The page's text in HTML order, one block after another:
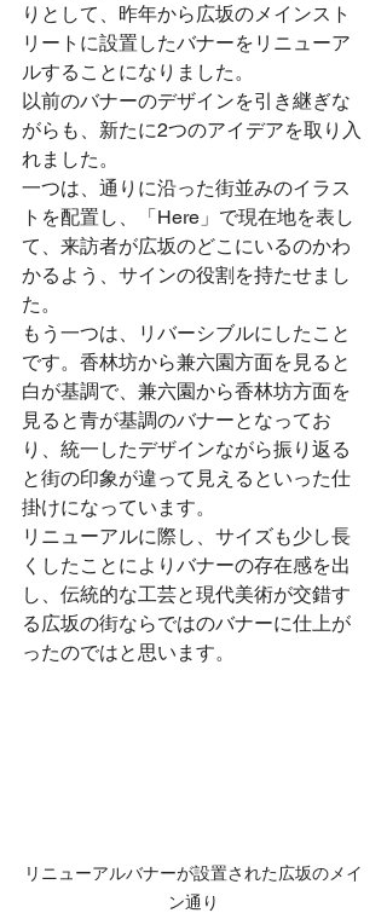
りとして、昨年から広坂のメインスト
リートに設置したバナーをリニューア
ルすることになりました。
以前のバナーのデザインを引き継ぎな
がらも、新たに2つのアイデアを取り入
れました。
一つは、通りに沿った街並みのイラス
トを配置し、「Here」で現在地を表し
て、来訪者が広坂のどこにいるのかわ
かるよう、サインの役割を持たせまし
た。
もう一つは、リバーシブルにしたこと
です。香林坊から兼六園方面を見ると
白が基調で、兼六園から香林坊方面を
見ると青が基調のバナーとなってお
り、統一したデザインながら振り返る
と街の印象が違って見えるといった仕
掛けになっています。
リニューアルに際し、サイズも少し長
くしたことによりバナーの存在感を出
し、伝統的な工芸と現代美術が交錯す
る広坂の街ならではのバナーに仕上が
ったのではと思います。
リニューアルバナーが設置された広坂のメイ
ン通り